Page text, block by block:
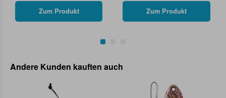
Zum Produkt Zum Produkt
Andere Kunden kauften auch